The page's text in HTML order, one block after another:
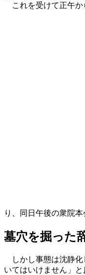
これを受けて正午か
り、同日午後の衆院
墓穴を掘った
しかし事態は沈静化
いてはいけません」